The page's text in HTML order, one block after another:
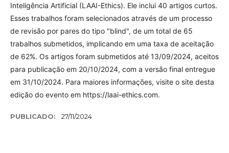
Inteligência Artificial (LAAI-Ethics). Ele inclui 40 artigos curtos.
Esses trabalhos foram selecionados através de um processo
de revisão por pares do tipo "blind", de um total de 65
trabalhos submetidos, implicando em uma taxa de aceitação
de 62%. Os artigos foram submetidos até 13/09/2024, aceitos
para publicação em 20/10/2024, com a versão final entregue
em 31/10/2024. Para maiores informações, visite o site desta
edição do evento em https://laai-ethics.com.
PUBLICADO: 27/11/2024